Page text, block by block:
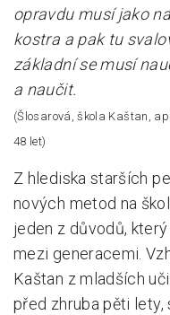
opravdu musí jako
kostra a pak tu
základní se musí
a naučit.
(Šlosarová, škola Kaštan,
48 let)
Z hlediska starších
nových metod na
jeden z důvodů,
mezi generacemi.
Kaštan z mladších
před zhruba pěti lety,